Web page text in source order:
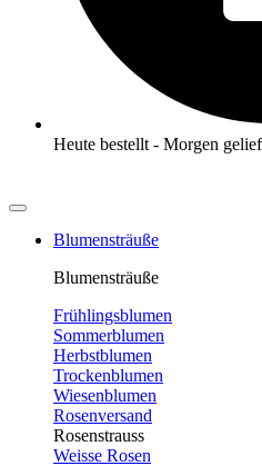
Heute bestellt - Morgen
Blumensträuße
Blumensträuße
Frühlingsblumen
Sommerblumen
Herbstblumen
Trockenblumen
Wiesenblumen
Rosenversand
Rosenstrauss
Weisse Rosen